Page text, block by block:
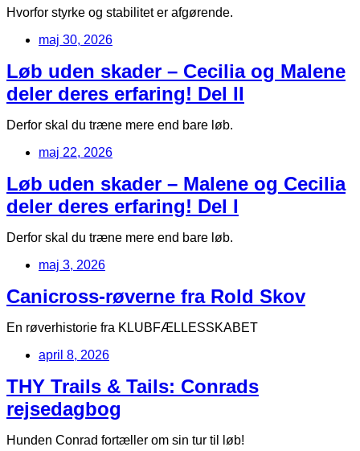
Hvorfor styrke og stabilitet er afgørende.
maj 30, 2026
Løb uden skader – Cecilia og Malene
deler deres erfaring! Del II
Derfor skal du træne mere end bare løb.
maj 22, 2026
Løb uden skader – Malene og Cecilia
deler deres erfaring! Del I
Derfor skal du træne mere end bare løb.
maj 3, 2026
Canicross-røverne fra Rold Skov
En røverhistorie fra KLUBFÆLLESSKABET
april 8, 2026
THY Trails & Tails: Conrads
rejsedagbog
Hunden Conrad fortæller om sin tur til løb!